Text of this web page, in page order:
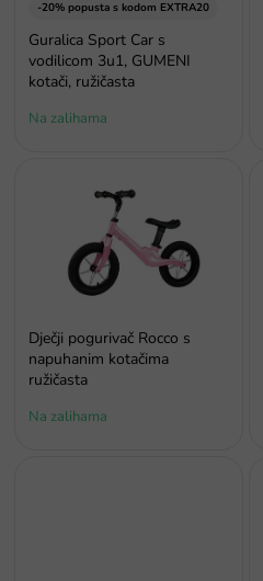
-20% popusta s kodom EXTRA20
Guralica Sport Car s
vodilicom 3u1, GUMENI
kotači, ružičasta
Na zalihama
Dječji pogurivač Rocco s
napuhanim kotačima
ružičasta
Na zalihama